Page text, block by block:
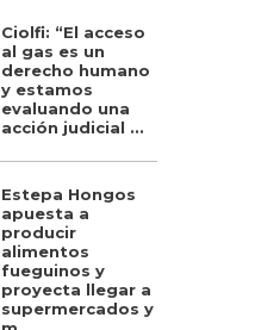
Ciolfi: “El acceso
al gas es un
derecho humano
y estamos
evaluando una
acción judicial ...
Estepa Hongos
apuesta a
producir
alimentos
fueguinos y
proyecta llegar a
supermercados y